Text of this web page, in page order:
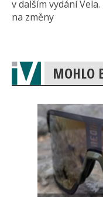
v dalším vydání
na změny
MOHLO